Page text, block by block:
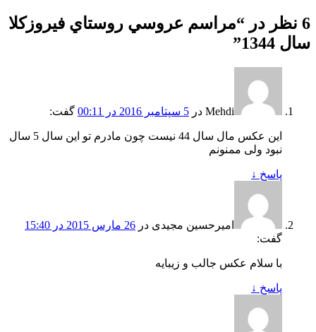
6 نظر در “
مراسم عروسي روستاي فيروزکلا
سال 1344
”
Mehdi در 5 سپتامبر 2016 در 00:11 گفت:
این عکس مال سال 44 نیست چون مادرم تو این سال 5 سال
نبود ولی ممنونم
پاسخ ↓
امیرحسین مجیدی در 26 مارس 2015 در 15:40
گفت:
با سلام عکس جالب و زیبایه
پاسخ ↓